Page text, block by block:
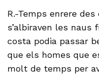
R.-Temps enrere
s’albiraven les naus
costa podia passar
que els homes que
molt de temps per